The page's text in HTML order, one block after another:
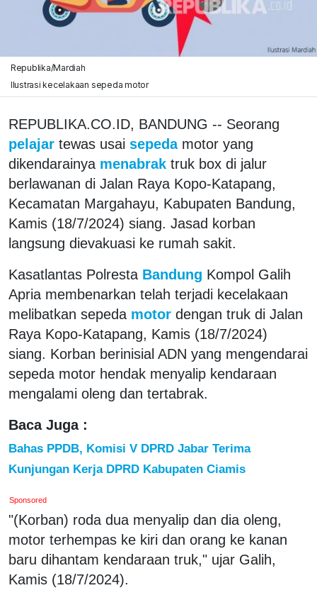
Republika/Mardiah
Ilustrasi kecelakaan sepeda motor
REPUBLIKA.CO.ID, BANDUNG -- Seorang
pelajar tewas usai sepeda motor yang
dikendarainya menabrak truk box di jalur
berlawanan di Jalan Raya Kopo-Katapang,
Kecamatan Margahayu, Kabupaten Bandung,
Kamis (18/7/2024) siang. Jasad korban
langsung dievakuasi ke rumah sakit.
Kasatlantas Polresta Bandung Kompol Galih
Apria membenarkan telah terjadi kecelakaan
melibatkan sepeda motor dengan truk di Jalan
Raya Kopo-Katapang, Kamis (18/7/2024)
siang. Korban berinisial ADN yang mengendarai
sepeda motor hendak menyalip kendaraan
mengalami oleng dan tertabrak.
Baca Juga :
Bahas PPDB, Komisi V DPRD Jabar Terima
Kunjungan Kerja DPRD Kabupaten Ciamis
Sponsored
"(Korban) roda dua menyalip dan dia oleng,
motor terhempas ke kiri dan orang ke kanan
baru dihantam kendaraan truk," ujar Galih,
Kamis (18/7/2024).